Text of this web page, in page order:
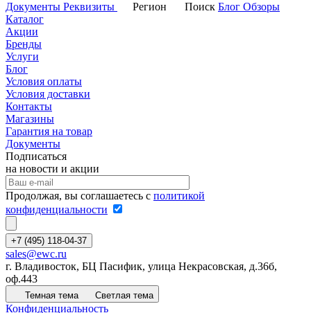
Документы Реквизиты Регион Поиск Блог Обзоры
Каталог
Акции
Бренды
Услуги
Блог
Условия оплаты
Условия доставки
Контакты
Магазины
Гарантия на товар
Документы
Подписаться
на новости и акции
Продолжая, вы соглашаетесь с политикой
конфиденциальности
+7 (495) 118-04-37
sales@ewc.ru
г. Владивосток, БЦ Пасифик, улица Некрасовская, д.36б,
оф.443
Темная тема Светлая тема
Конфиденциальность